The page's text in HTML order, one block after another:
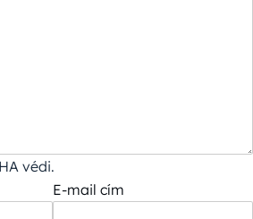
védi.
E-mail cím